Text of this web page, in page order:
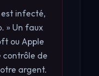
infecté,
» Un faux
ou Apple
contrôle de
argent.